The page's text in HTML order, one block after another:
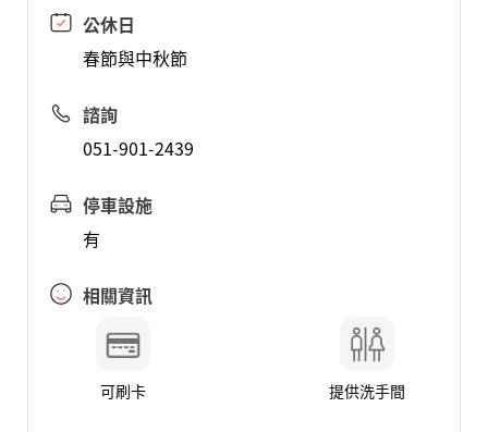
公休日
春節與中秋節
諮詢
051-901-2439
停車設施
有
相關資訊
可刷卡 提供洗手間